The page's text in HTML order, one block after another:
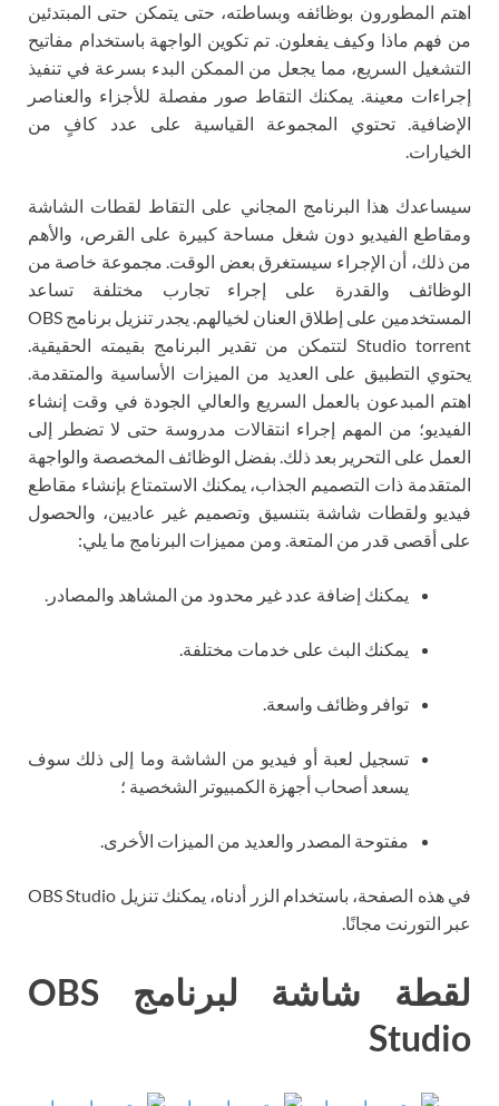
اهتم المطورون بوظائفه وبساطته، حتى يتمكن حتى المبتدئين
من فهم ماذا وكيف يفعلون. تم تكوين الواجهة باستخدام مفاتيح
التشغيل السريع، مما يجعل من الممكن البدء بسرعة في تنفيذ
إجراءات معينة. يمكنك التقاط صور مفصلة للأجزاء والعناصر
الإضافية. تحتوي المجموعة القياسية على عدد كافٍ من
الخيارات.
سيساعدك هذا البرنامج المجاني على التقاط لقطات الشاشة
ومقاطع الفيديو دون شغل مساحة كبيرة على القرص، والأهم
من ذلك، أن الإجراء سيستغرق بعض الوقت. مجموعة خاصة من
الوظائف والقدرة على إجراء تجارب مختلفة تساعد
المستخدمين على إطلاق العنان لخيالهم. يجدر تنزيل برنامج OBS
Studio torrent لتتمكن من تقدير البرنامج بقيمته الحقيقية.
يحتوي التطبيق على العديد من الميزات الأساسية والمتقدمة.
اهتم المبدعون بالعمل السريع والعالي الجودة في وقت إنشاء
الفيديو؛ من المهم إجراء انتقالات مدروسة حتى لا تضطر إلى
العمل على التحرير بعد ذلك. بفضل الوظائف المخصصة والواجهة
المتقدمة ذات التصميم الجذاب، يمكنك الاستمتاع بإنشاء مقاطع
فيديو ولقطات شاشة بتنسيق وتصميم غير عاديين، والحصول
على أقصى قدر من المتعة. ومن مميزات البرنامج ما يلي:
يمكنك إضافة عدد غير محدود من المشاهد والمصادر.
يمكنك البث على خدمات مختلفة.
توافر وظائف واسعة.
تسجيل لعبة أو فيديو من الشاشة وما إلى ذلك سوف
يسعد أصحاب أجهزة الكمبيوتر الشخصية ؛
مفتوحة المصدر والعديد من الميزات الأخرى.
في هذه الصفحة، باستخدام الزر أدناه، يمكنك تنزيل OBS Studio
عبر التورنت مجانًا.
لقطة شاشة لبرنامج OBS
Studio